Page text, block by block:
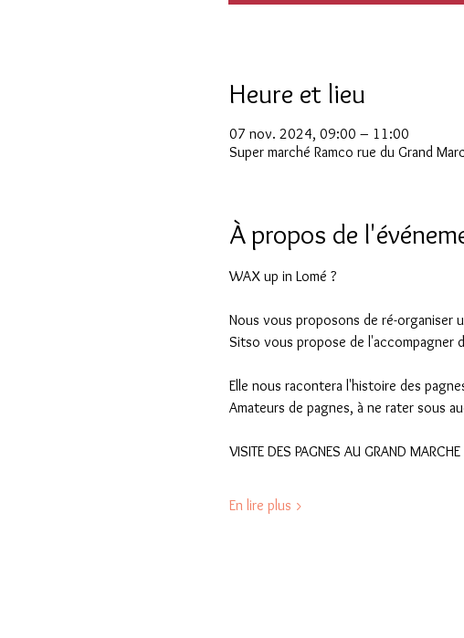
Heure et lieu
07 nov. 2024, 09:00 – 11:00
Super marché Ramco rue du Grand
À propos de
WAX up in Lomé ?
Nous vous proposons de ré-organiser
Sitso vous propose de l'accompagner
Elle nous racontera l'histoire des
Amateurs de pagnes, à ne rater sous
VISITE DES PAGNES AU GRAND
En lire plus >